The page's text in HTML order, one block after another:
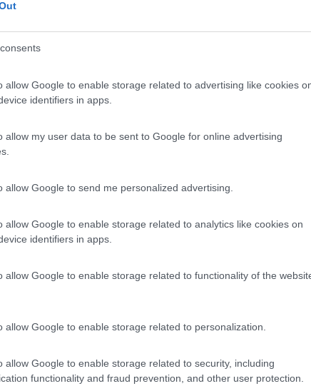
allow Google to enable storage related to advertising like cookies
identifiers in apps.
allow my user data to be sent to Google for online advertising
allow Google to send me personalized advertising.
allow Google to enable storage related to analytics like cookies on
identifiers in apps.
allow Google to enable storage related to functionality of the
allow Google to enable storage related to personalization.
allow Google to enable storage related to security, including
functionality and fraud prevention, and other user protection.
di Canossa, 34
(MO) - 20.6km
(MO) - 21.3km